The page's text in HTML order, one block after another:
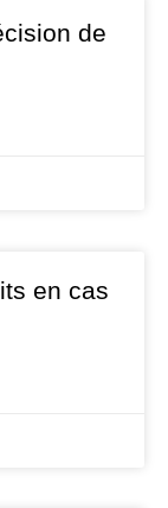
de
en cas